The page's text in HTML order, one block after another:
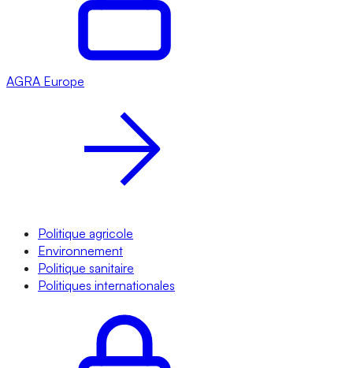
AGRA Europe
Politique agricole
Environnement
Politique sanitaire
Politiques internationales